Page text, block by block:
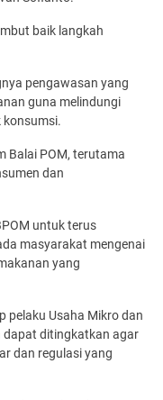
baik langkah
pengawasan yang
guna melindungi
konsumsi.
Balai POM, terutama
dan
untuk terus
masyarakat mengenai
yang
pelaku Usaha Mikro dan
dapat ditingkatkan agar
dan regulasi yang